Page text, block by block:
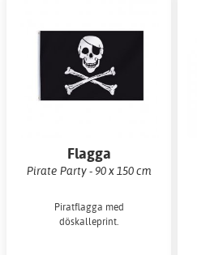
Flagga
Pirate Party - 90 x 150 cm
Piratflagga med
döskalleprint.